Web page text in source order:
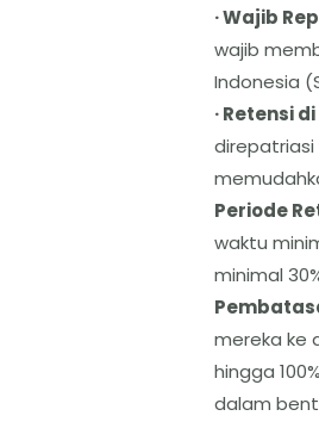
· Wajib
wajib
Indonesia
· Retensi
direpatriasi
Periode
waktu
minimal
mereka ke
hingga
dalam